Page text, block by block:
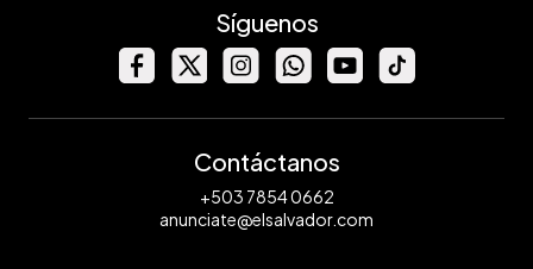
Síguenos
Contáctanos
+503 7854 0662
anunciate@elsalvador.com